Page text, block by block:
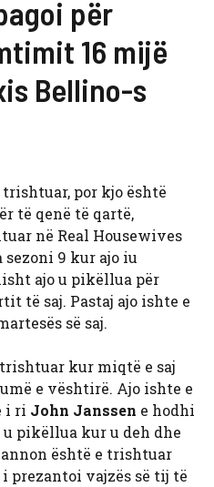
për
16 mijë
Bellino-s
trishtuar, por kjo është
të qenë të qartë,
në Real Housewives
sezoni 9 kur ajo iu
ajo u pikëllua për
të saj. Pastaj ajo ishte e
së saj.
kur miqtë e saj
e vështirë. Ajo ishte e
i ri John Janssen e hodhi
u pikëllua kur u deh dhe
është e trishtuar
prezantoi vajzës së tij të